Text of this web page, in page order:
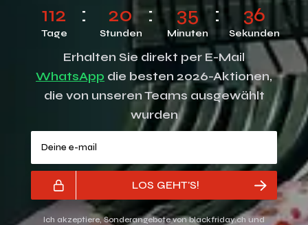
112
Tage
20
Stunden
35
Minuten
35
Sekunden
Erhalten Sie direkt per E-Mail
WhatsApp die besten 2026-Aktionen,
die von unseren Teams ausgewählt
wurden
LOS GEHT'S!
Ich akzeptiere, Sonderangebote von blackfriday.ch und